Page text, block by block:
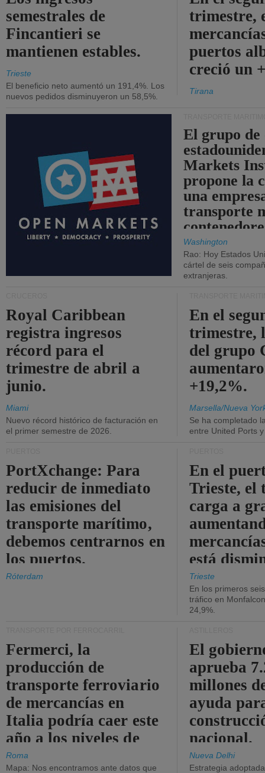
semestrales de
Fincantieri se
mantienen estables.
Trieste
El beneficio neto aumentó un 191,4%. Los
nuevos pedidos disminuyeron un 58,5%.
trimestre,
puertos
creció un
Tirana
El grupo de
Markets
propone la
una
transporte
Washington
Rao: Hoy Estados
cártel de seis
extranjeras.
Royal Caribbean
registra ingresos
récord para el
trimestre de abril a
junio.
Miami
Nuevo récord histórico de facturación en
el primer semestre de 2026.
En el
trimestre,
del grupo
+19,2%.
Marsella/Nueva
Se ha completado
entre United Ports
PortXchange: Para
reducir de inmediato
las emisiones del
transporte marítimo,
debemos centrarnos en
los puertos.
Róterdam
En el
Trieste, el
carga a
está
Trieste
En los primeros
tráfico en
24,9%.
Fermerci, la
producción de
transporte ferroviario
de mercancías en
Italia podría caer este
año a los niveles de
2015.
Roma
Mapa: Nos encontramos ante datos que
El
aprueba
millones
ayuda
nacional.
Nueva Delhi
Estrategia